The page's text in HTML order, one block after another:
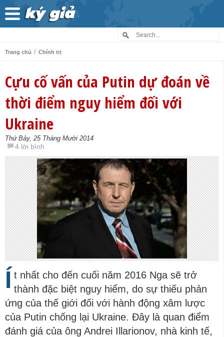
Trang chủ / Chính trị
Cựu cố vấn của Putin dự đoán về
thời điểm nguy hiểm đối với
Ukraine
Thứ Bảy, 25 Tháng Mười 2014
4 lời bình
Í t nhất cho đến cuối năm 2016 Nga sẽ trở
thành đặc biệt nguy hiểm, do sự thiếu phản
ứng của thế giới đối với hành động xâm lược
của Putin chống lại Ukraine. Đây là quan điểm
đánh giá của ông Andrei Illarionov, nhà kinh tế,